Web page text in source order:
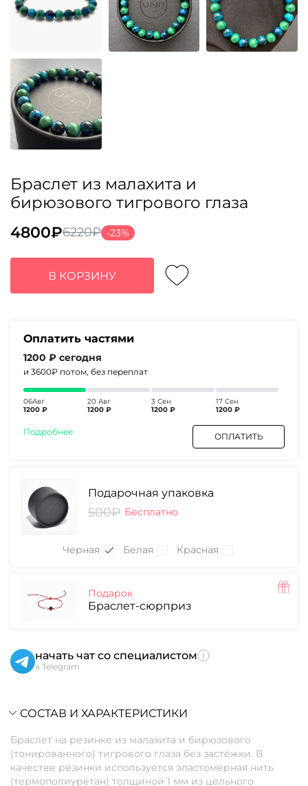
Браслет из малахита и
бирюзового тигрового глаза
6220₽
Первоначальная
цена
составляла
6220₽.
4800₽
Текущая
цена:
4800₽.
-23%
В КОРЗИНУ
Оплатить частями
1200 ₽ сегодня
и 3600₽ потом, без переплат
06Авг
1200 ₽
20 Авг
1200 ₽
3 Сен
1200 ₽
17 Сен
1200 ₽
Подробнее ОПЛАТИТЬ
Подарочная упаковка
500₽ Бесплатно
Черная Белая Красная
Подарок
Браслет-сюрприз
начать чат со специалистом
в Telegram
СОСТАВ И ХАРАКТЕРИСТИКИ
Браслет на резинке из малахита и бирюзового
(тонированного) тигрового глаза без застёжки. В
качестве резинки используется эластомерная нить
(термополиуретан) толщиной 1 мм из цельного